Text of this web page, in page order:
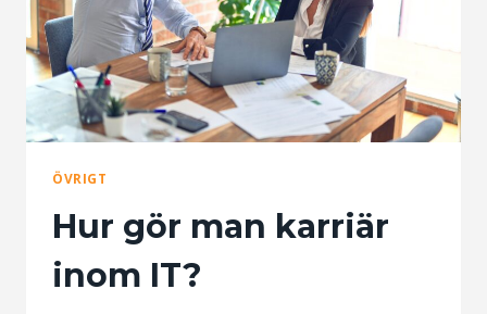
ÖVRIGT
Hur gör man karriär
inom IT?